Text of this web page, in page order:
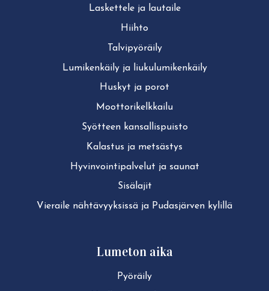
Laskettele ja lautaile
Hiihto
Tal­vi­pyö­räi­ly
Lu­mi­ken­käi­ly ja liu­ku­lu­mi­ken­käi­ly
Huskyt ja porot
Moot­to­ri­kelk­kai­lu
Syötteen kan­sal­lis­puis­to
Kalastus ja metsästys
Hy­vin­voin­ti­pal­ve­lut ja saunat
Sisälajit
Vieraile näh­tä­vyyk­sis­sä ja Pudasjärven kylillä
Lumeton aika
Pyöräily